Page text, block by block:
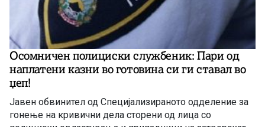
Осомничен полициски службеник: Пари од
наплатени казни во готовина си ги ставал во
џеп!
Јавен обвинител од Специјализираното одделение за
гонење на кривични дела сторени од лица со